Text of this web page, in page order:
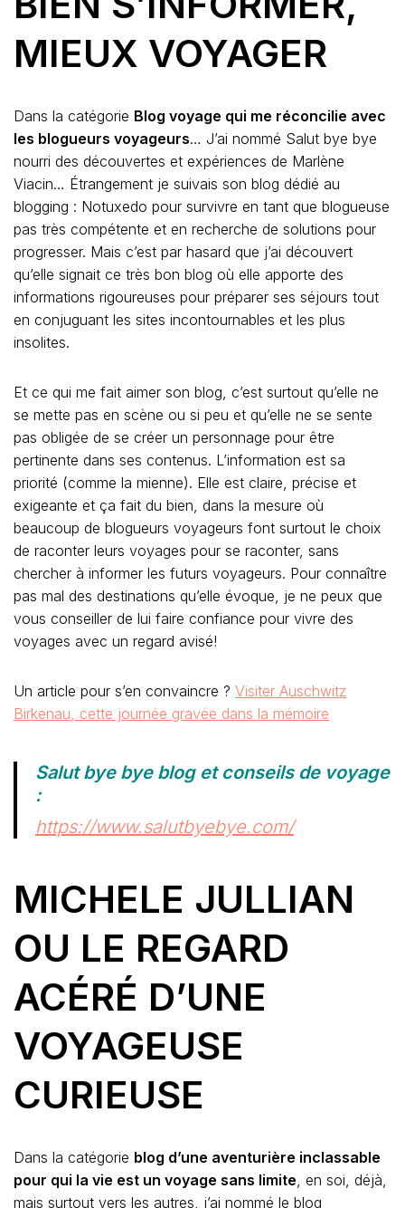
MIEUX VOYAGER
Dans la catégorie Blog voyage qui me réconcilie avec
les blogueurs voyageurs… J’ai nommé Salut bye bye
nourri des découvertes et expériences de Marlène
Viacin… Étrangement je suivais son blog dédié au
blogging : Notuxedo pour survivre en tant que blogueuse
pas très compétente et en recherche de solutions pour
progresser. Mais c’est par hasard que j’ai découvert
qu’elle signait ce très bon blog où elle apporte des
informations rigoureuses pour préparer ses séjours tout
en conjuguant les sites incontournables et les plus
insolites.
Et ce qui me fait aimer son blog, c’est surtout qu’elle ne
se mette pas en scène ou si peu et qu’elle ne se sente
pas obligée de se créer un personnage pour être
pertinente dans ses contenus. L’information est sa
priorité (comme la mienne). Elle est claire, précise et
exigeante et ça fait du bien, dans la mesure où
beaucoup de blogueurs voyageurs font surtout le choix
de raconter leurs voyages pour se raconter, sans
chercher à informer les futurs voyageurs. Pour connaître
pas mal des destinations qu’elle évoque, je ne peux que
vous conseiller de lui faire confiance pour vivre des
voyages avec un regard avisé!
Un article pour s’en convaincre ? Visiter Auschwitz
Birkenau, cette journée gravée dans la mémoire
Salut bye bye blog et conseils de voyage
:
https://www.salutbyebye.com/
MICHELE JULLIAN
OU LE REGARD
ACÉRÉ D’UNE
VOYAGEUSE
CURIEUSE
Dans la catégorie blog d’une aventurière inclassable
pour qui la vie est un voyage sans limite, en soi, déjà,
mais surtout vers les autres, j’ai nommé le blog